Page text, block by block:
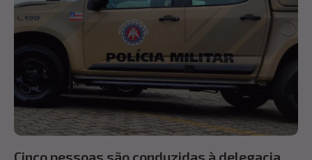
Cinco pessoas são conduzidas à delegacia